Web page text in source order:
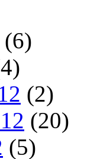
(6)
(2)
(20)
(5)